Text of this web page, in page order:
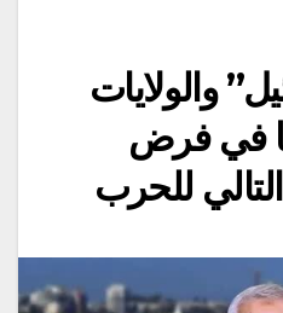
والولايات
في فرض
للحرب